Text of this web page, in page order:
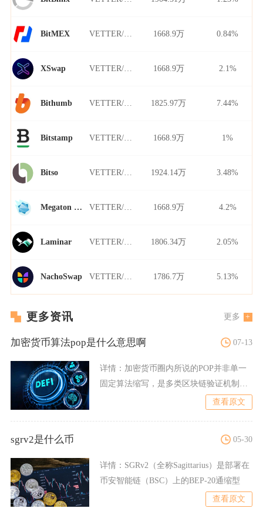
BitMEX 1668.9万 0.84%
XSwap 1668.9万 2.1%
Bithumb 1825.97万 7.44%
Bitstamp 1668.9万 1%
Bitso 1924.14万 3.48%
Megaton Finance 1668.9万 4.2%
Laminar 1806.34万 2.05%
NachoSwap 1786.7万 5.13%
更多资讯 更多
加密货币算法pop是什么意思啊 07-13
详情： 加密货币圈内所说的POP并非单一
固定算法缩写，是多类区块链验证机制的
查看原文
sgrv2是什么币 05-30
详情： SGRv2（全称Sagittarius）是部署在
币安智能链（BSC）上的BEP-20通缩型
查看原文